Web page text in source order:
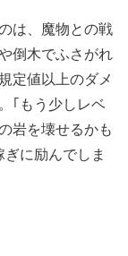
は、魔物との戦
倒木でふさがれ
定値以上のダメ
｢もう少しレベ
岩を壊せるかも
に励んでしま